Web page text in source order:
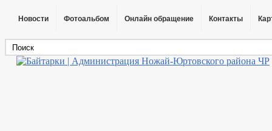
Новости Фотоальбом Онлайн обращение Контакты